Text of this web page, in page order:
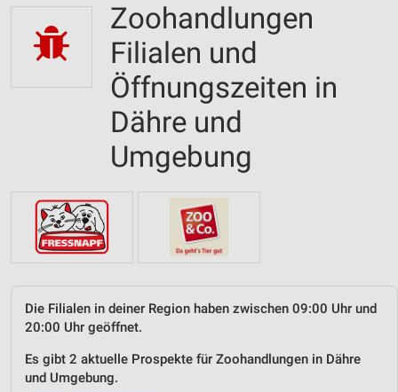
Zoohandlungen
Filialen und
Öffnungszeiten in
Dähre und
Umgebung
Die Filialen in deiner Region haben zwischen 09:00 Uhr und
20:00 Uhr geöffnet.
Es gibt 2 aktuelle Prospekte für Zoohandlungen in Dähre
und Umgebung.